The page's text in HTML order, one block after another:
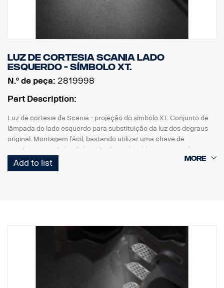
Luz de cortesia Scania lado
esquerdo - símbolo XT.
N.º de peça: 2819998
Part Description:
Luz de cortesia da Scania - projeção do símbolo XT. Conjunto de
lâmpada do lado esquerdo para substituição da luz dos degraus
original. Montagem fácil, bastando utilizar uma chave de
parafusos com ficha de ligação direta à cablagem original.
Nota. Adapta-se apenas aos camiões com as luzes dos degraus
Add to list